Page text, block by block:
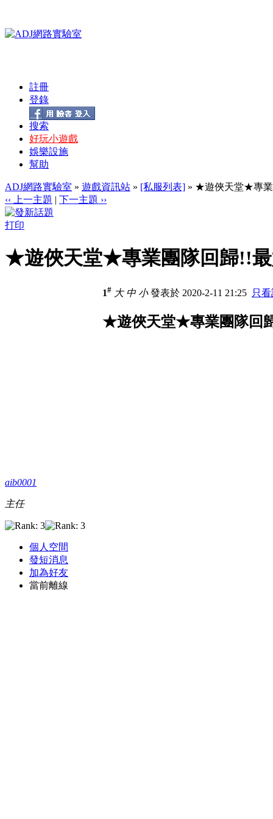
註冊
登錄
搜索
好玩小遊戲
娛樂設施
幫助
ADJ網路實驗室 » 遊戲資訊站 » [私服列表] » ★遊俠天堂★專業
‹‹ 上一主題 | 下一主題 ››
打印
★遊俠天堂★專業團隊回歸!!最
aib0001
主任
個人空間
發短消息
加為好友
當前離線
1# 大 中 小發表於 2020-2-11 21:25 只
★遊俠天堂★專業團隊回